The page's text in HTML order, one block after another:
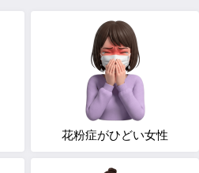
花粉症がひどい女性